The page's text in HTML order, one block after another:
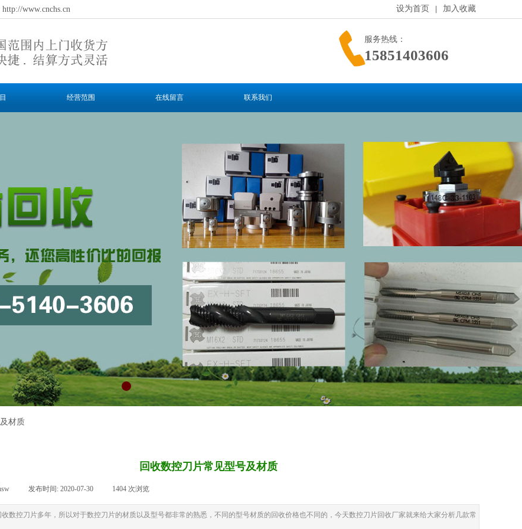
设为首页 加入收藏
www.cnchs.cn
服务热线：
15851403606
经营范围 在线留言 联系我们
材质
回收数控刀片常见型号及材质
发布时间: 2020-07-30 1404 次浏览
控刀片多年，所以对于数控刀片的材质以及型号都非常的熟悉，不同的型号材质的回收价格也不同的，今天数控刀片回收厂家就来给大家分析几款常